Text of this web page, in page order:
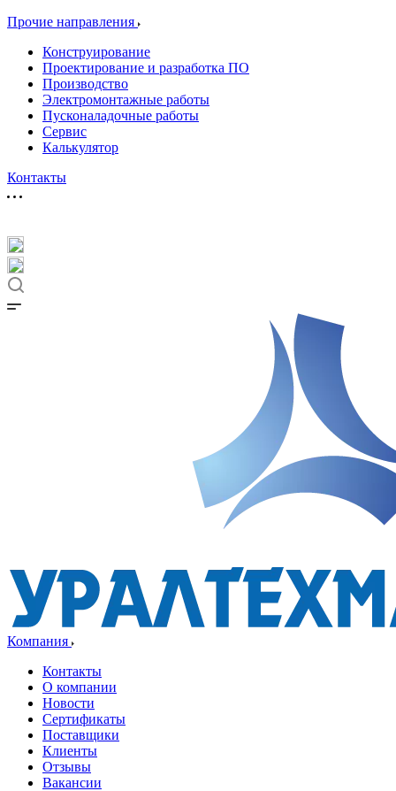
Прочие направления
Конструирование
Проектирование и разработка ПО
Производство
Электромонтажные работы
Пусконаладочные работы
Сервис
Калькулятор
Контакты
Компания
Контакты
О компании
Новости
Сертификаты
Поставщики
Клиенты
Отзывы
Вакансии